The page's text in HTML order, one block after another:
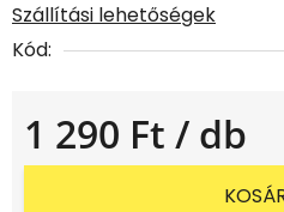
Szállítási lehetőségek
Kód:
1 290 Ft / db
Egységár: